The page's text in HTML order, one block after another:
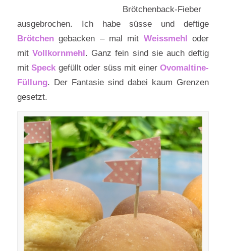
Brötchenback-Fieber
ausgebrochen. Ich habe süsse und deftige
Brötchengebacken – mal mit Weissmehloder
mit Vollkornmehl. Ganz fein sind sie auch deftig
mitSpeck gefüllt oder süss mit einerOvomaltine-
Füllung. Der Fantasie sind dabei kaum Grenzen
gesetzt.